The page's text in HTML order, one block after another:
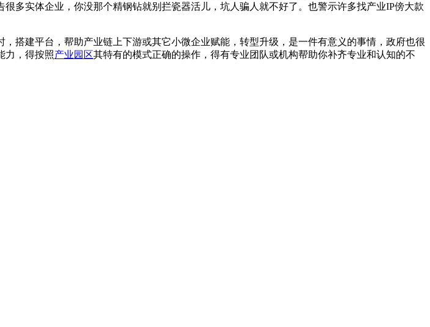
多实体企业，你没那个精钢钻就别拦瓷器活儿，坑人骗人就不好了。也警示许多找产业IP傍大款
搭建平台，帮助产业链上下游或其它小微企业赋能，转型升级，是一件有意义的事情，政府也很
力，得按照产业园区其特有的模式正确的操作，得有专业团队或机构帮助你补齐专业和认知的不